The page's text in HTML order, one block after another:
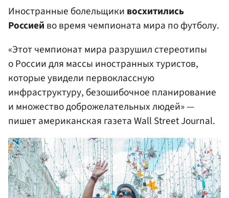
Иностранные болельщики восхитились
Россией во время чемпионата мира по футболу.
«Этот чемпионат мира разрушил стереотипы
о России для массы иностранных туристов,
которые увидели первоклассную
инфраструктуру, безошибочное планирование
и множество доброжелательных людей» —
пишет американская газета Wall Street Journal.